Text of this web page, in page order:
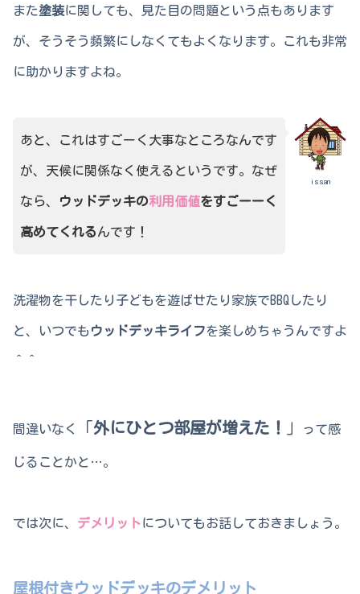
また塗装に関しても、見た目の問題という点もあります
が、そうそう頻繁にしなくてもよくなります。これも非常
に助かりますよね。
issan
あと、これはすごーく大事なところなんです
が、天候に関係なく使えるというです。なぜ
なら、 ウッドデッキの利用価値をすごーーく
高めてくれるんです！
洗濯物を干したり子どもを遊ばせたり家族でBBQしたり
と、いつでも ウッドデッキライフを楽しめちゃうんですよ
間違いなく 「外にひとつ部屋が増えた！ 」 って感
じることかと…。
では次に、 デメリットについてもお話しておきましょう。
屋根付きウッドデッキのデメリット